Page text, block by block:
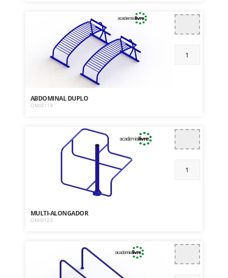
ABDOMINAL DUPLO
OMI0119
MULTI-ALONGADOR
OMI0123